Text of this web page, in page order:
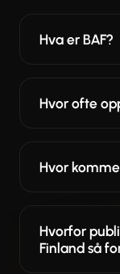
Hva er BAF?
Hvor ofte
Hvor
Hvorfor
Finland så